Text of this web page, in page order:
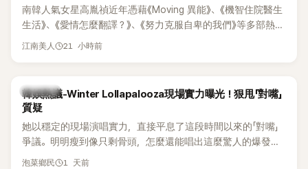
南韓人氣女星高胤禎近年憑藉《Moving 異能》、《機智住院醫生
生活》、《愛情怎麼翻譯？》、《努力克服自卑的我們》等多部熱門
作品，躍升為韓劇新一代女神代表，不僅演技備受肯定，精緻
細身材下的超狂背肌與肩膀線條，反差感十足，讓不少網友看
傻直呼：「原來她身材這麼猛！」
江南美人 21 小時前
熱議討論
韓娛熱議-Winter Lollapalooza現場實力曝光！狠甩「對嘴」
質疑
她以穩定的現場演唱實力，直接平息了這段時間以來的「對嘴」
爭議。明明瘦到像只剩骨頭，怎麼還能唱出這麼驚人的爆發力
和音量？
泡菜鄉民 1 天前